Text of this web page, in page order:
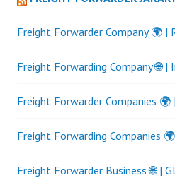
Freight Forwarder Company 🌍
Freight Forwarding Company 🌐
Freight Forwarder Companies
Freight Forwarding Companies
Freight Forwarder Business 🌐 |